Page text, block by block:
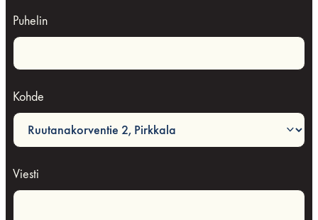
Puhelin
Kohde
Viesti